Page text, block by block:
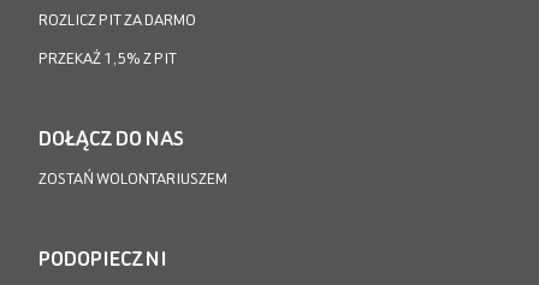
ROZLICZ PIT ZA DARMO
PRZEKAŻ 1,5% Z PIT
DOŁĄCZ DO NAS
ZOSTAŃ WOLONTARIUSZEM
PODOPIECZNI